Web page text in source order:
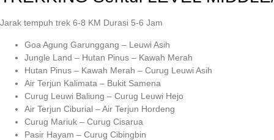
Jarak tempuh trek 6-8 KM Durasi 5-6 Jam
Goa Agung Garunggang – Leuwi Asih
Jungle Land – Hutan Pinus – Kawah Merah
Hutan Pinus – Kawah Merah – Curug Leuwi Asih
Air Terjun Kalimata – Bukit Samena
Curug Leuwi Baliung – Curug Leuwi Hejo
Air Terjun Ciburial – Air Terjun Hordeng
Curug Mariuk – Curug Cisarua
Pasir Hayam – Curug Cibingbin